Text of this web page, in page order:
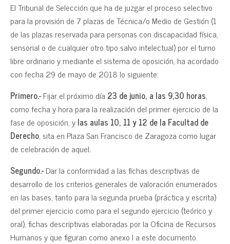
El Tribunal de Selección que ha de juzgar el proceso selectivo
para la provisión de 7 plazas de Técnica/o Medio de Gestión (1
de las plazas reservada para personas con discapacidad física,
sensorial o de cualquier otro tipo salvo intelectual) por el turno
libre ordinario y mediante el sistema de oposición, ha acordado
con fecha 29 de mayo de 2018 lo siguiente:
Primero.-Fijar el próximo día 23 de junio, a las 9,30 horas,
como fecha y hora para la realización del primer ejercicio de la
fase de oposición, ylas aulas 10, 11 y 12 de la Facultad de
Derecho, sita en Plaza San Francisco de Zaragoza como lugar
de celebración de aquel.
Segundo.-Dar la conformidad a las fichas descriptivas de
desarrollo de los criterios generales de valoración enumerados
en las bases, tanto para la segunda prueba (práctica y escrita)
del primer ejercicio como para el segundo ejercicio (teórico y
oral), fichas descriptivas elaboradas por la Oficina de Recursos
Humanos y que figuran como anexo I a este documento.